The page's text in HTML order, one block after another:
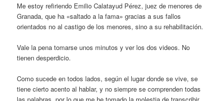
Me estoy refiriendo Emilio Calatayud Pérez, juez de menores de
Granada, que ha «saltado a la fama» gracias a sus fallos
orientados no al castigo de los menores, sino a su rehabilitación.
Vale la pena tomarse unos minutos y ver los dos videos. No
tienen desperdicio.
Como sucede en todos lados, según el lugar donde se vive, se
tiene cierto acento al hablar, y no siempre se comprenden todas